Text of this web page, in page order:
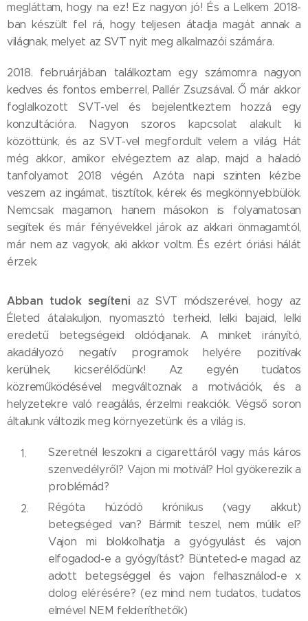
megláttam, hogy na ez! Ez nagyon jó! És a Lelkem 2018-
ban készült fel rá, hogy teljesen átadja magát annak a
világnak, melyet az SVT nyit meg alkalmazói számára.
2018. februárjában találkoztam egy számomra nagyon
kedves és fontos emberrel, Pallér Zsuzsával. Ő már akkor
foglalkozott SVT-vel és bejelentkeztem hozzá egy
konzultációra. Nagyon szoros kapcsolat alakult ki
közöttünk, és az SVT-vel megfordult velem a világ. Hát
még akkor, amikor elvégeztem az alap, majd a haladó
tanfolyamot 2018 végén. Azóta napi szinten kézbe
veszem az ingámat, tisztítok, kérek és megkönnyebbülök.
Nemcsak magamon, hanem másokon is folyamatosan
segítek és már fényévekkel járok az akkari önmagamtól,
már nem az vagyok, aki akkor voltm. És ezért óriási hálát
érzek.
Abban tudok segíteni az SVT módszerével, hogy az
Életed átalakuljon, nyomasztó terheid, lelki bajaid, lelki
eredetű betegségeid oldódjanak. A minket irányító,
akadályozó negatív programok helyére pozitívak
kerülnek, kicserélődünk! Az egyén tudatos
közreműködésével megváltoznak a motivációk, és a
helyzetekre való reagálás, érzelmi reakciók. Végső soron
általunk változik meg környezetünk és a világ is.
Szeretnél leszokni a cigarettáról vagy más káros
szenvedélyről? Vajon mi motivál? Hol gyökerezik a
problémád?
Régóta húzódó krónikus (vagy akkut)
betegséged van? Bármit teszel, nem múlik el?
Vajon mi blokkolhatja a gyógyulást és vajon
elfogadod-e a gyógyítást? Bünteted-e magad az
adott betegséggel és vajon felhasználod-e x
dolog elérésére? (ez mind nem tudatos, tudatos
elmével NEM felderíthetők)